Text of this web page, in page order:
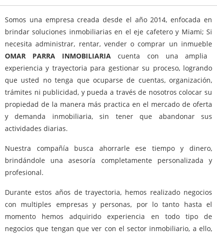
Somos una empresa creada desde el año 2014, enfocada en
brindar soluciones inmobiliarias en el eje cafetero y Miami; Si
necesita administrar, rentar, vender o comprar un inmueble
OMAR PARRA INMOBILIARIA cuenta con una amplia
experiencia y trayectoria para gestionar su proceso, logrando
que usted no tenga que ocuparse de cuentas, organización,
trámites ni publicidad, y pueda a través de nosotros colocar su
propiedad de la manera más practica en el mercado de oferta
y demanda inmobiliaria, sin tener que abandonar sus
actividades diarias.
Nuestra compañía busca ahorrarle ese tiempo y dinero,
brindándole una asesoría completamente personalizada y
profesional.
Durante estos años de trayectoria, hemos realizado negocios
con multiples empresas y personas, por lo tanto hasta el
momento hemos adquirido experiencia en todo tipo de
negocios que tengan que ver con el sector inmobiliario, a ello,